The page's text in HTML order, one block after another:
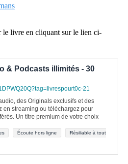
le livre en cliquant sur le lien ci-
& Podcasts illimités - 30
21
des Originals exclusifs et des
en streaming ou téléchargez pour
Un titre premium de votre choix
Écoute hors ligne
Résiliable à tout